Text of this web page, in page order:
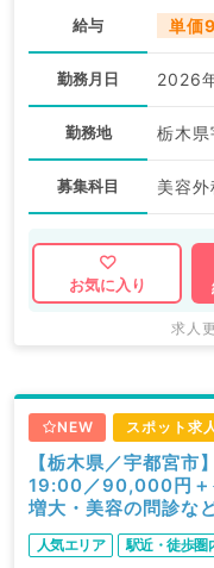
給与 単価
勤務月日 2026
勤務地 栃木
募集科目 美容
お気に入り
求人
NEW スポット求
【栃木県／宇都宮
19:00／90,000円＋
増大・美容の問診な
人気エリア 駅近・徒歩圏